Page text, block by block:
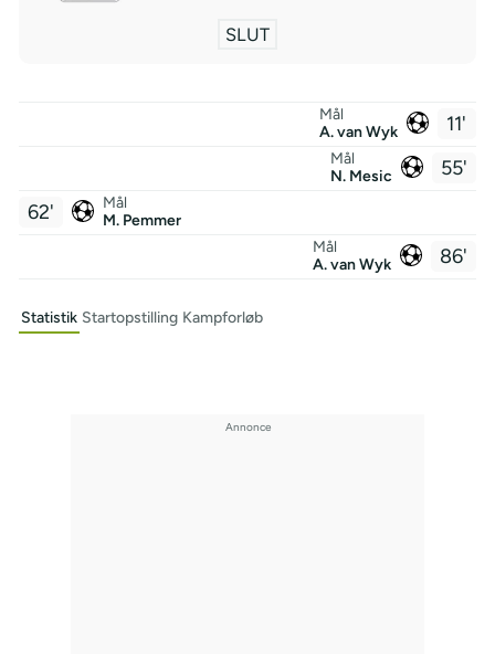
SLUT
11'
Mål
A. van Wyk
55'
Mål
N. Mesic
Mål
M. Pemmer
62'
86'
Mål
A. van Wyk
Statistik Startopstilling Kampforløb